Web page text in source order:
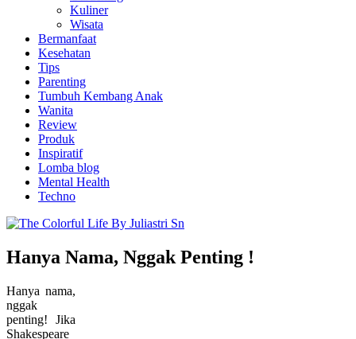
Kuliner
Wisata
Bermanfaat
Kesehatan
Tips
Parenting
Tumbuh Kembang Anak
Wanita
Review
Produk
Inspiratif
Lomba blog
Mental Health
Techno
Hanya Nama, Nggak Penting !
Hanya nama,
nggak
penting! Jika
Shakespeare